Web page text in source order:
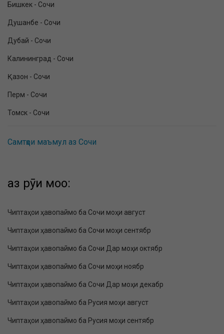
Бишкек - Сочи
Душанбе - Сочи
Дубай - Сочи
Калининград - Сочи
Қазон - Сочи
Перм - Сочи
Томск - Сочи
Самтҳои маъмул аз Сочи
аз рӯи моҳҳо:
Чиптаҳои ҳавопаймо ба Сочи моҳи август
Чиптаҳои ҳавопаймо ба Сочи моҳи сентябр
Чиптаҳои ҳавопаймо ба Сочи Дар моҳи октябр
Чиптаҳои ҳавопаймо ба Сочи моҳи ноябр
Чиптаҳои ҳавопаймо ба Сочи Дар моҳи декабр
Чиптаҳои ҳавопаймо ба Русия моҳи август
Чиптаҳои ҳавопаймо ба Русия моҳи сентябр